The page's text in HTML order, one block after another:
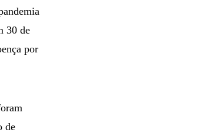
30 de
por
de